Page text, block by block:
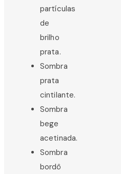
partículas
de
brilho
prata.
Sombra
prata
cintilante.
Sombra
bege
acetinada.
Sombra
bordô